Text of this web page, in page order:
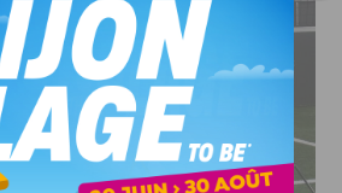
AVEC PIERRE-HENRI DEBALLON,
EN LIGUE 2